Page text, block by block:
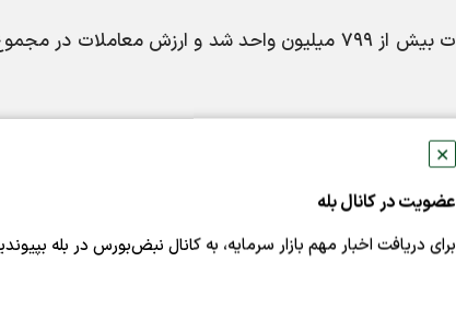
✕
عضویت در کانال بله
برای دریافت اخبار مهم بازار سرمایه، به کانال نبض‌بورس در بله
در صندوق های مبتنی بر نقره نیز حجم معاملات بیش از ۷۹۹ میلیون واحد شد و ارزش
پسندها: 0 اشتراک گذاری